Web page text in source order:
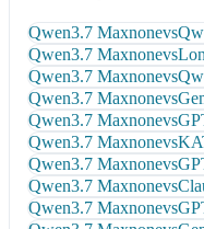
Qwen3.7 Maxnonevs
Qwen3.7 Maxnonevs
Qwen3.7 Maxnonevs
Qwen3.7 Maxnonevs
Qwen3.7 Maxnonevs
Qwen3.7 Maxnonevs
Qwen3.7 Maxnonevs
Qwen3.7 Maxnonevs
Qwen3.7 Maxnonevs